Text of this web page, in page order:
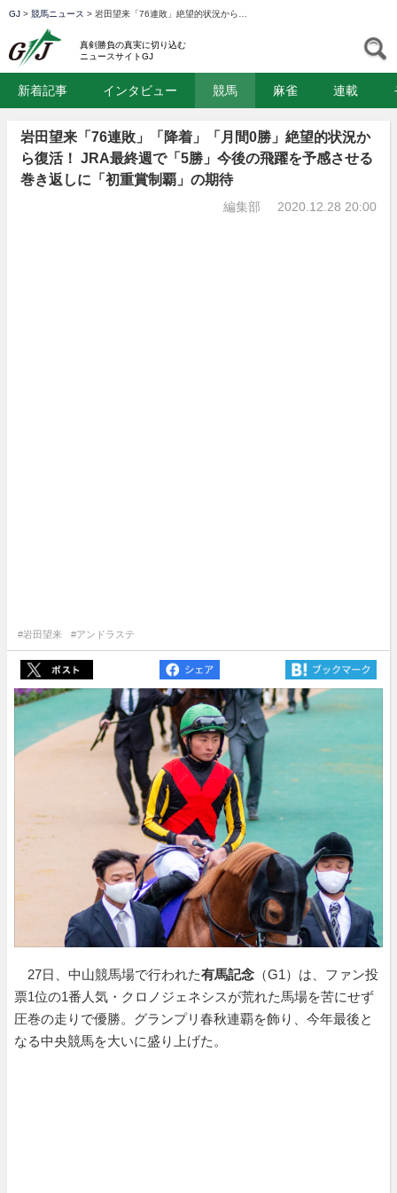
GJ > 競馬ニュース > 岩田望来「76連敗」絶望的状況から…
真剣勝負の真実に切り込む
ニュースサイトGJ
新着記事 インタビュー 競馬 麻雀 連載
岩田望来「76連敗」「降着」「月間0勝」絶望的状況か
ら復活！ JRA最終週で「5勝」今後の飛躍を予感させる
巻き返しに「初重賞制覇」の期待
編集部 2020.12.28 20:00
#岩田望来 #アンドラステ
27日、中山競馬場で行われた有馬記念 （G1）は、ファン投
票1位の1番人気・クロノジェネシスが荒れた馬場を苦にせず
圧巻の走りで優勝。グランプリ春秋連覇を飾り、今年最後と
なる中央競馬を大いに盛り上げた。